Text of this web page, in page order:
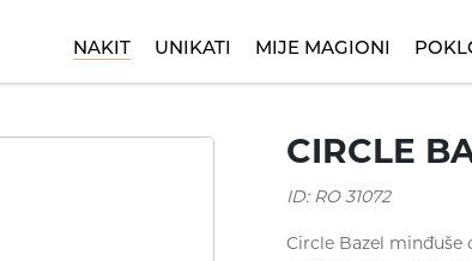
NAKIT
Minđuše
UNIKATI
Kinetik
MIJE MAGIONI
Dečije narukvice
rođendan CIRCLE
Circle Bazel minđuše
ID: RO 31072